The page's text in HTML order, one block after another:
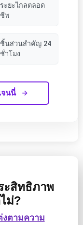
ระยะไกลตลอด
ชีพ
ชิ้นส่วนสำคัญ 24
ชั่วโมง
จนนี่
ะสิทธิภาพ
ม่?
ตามความ